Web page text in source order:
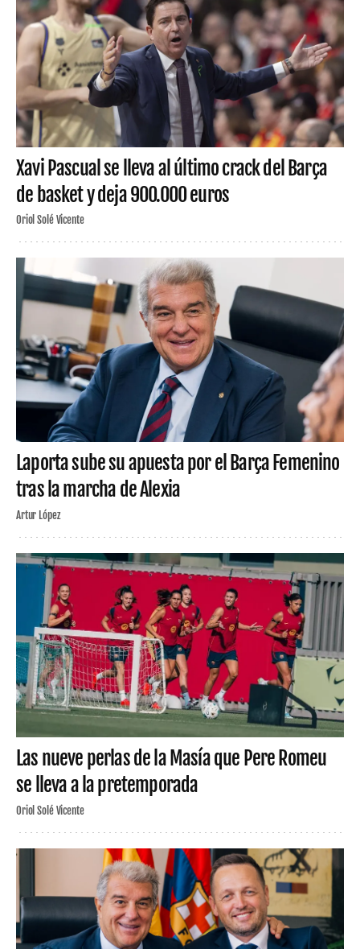
Xavi Pascual se lleva al último crack del Barça
de basket y deja 900.000 euros
Oriol Solé Vicente
Laporta sube su apuesta por el Barça Femenino
tras la marcha de Alexia
Artur López
Las nueve perlas de la Masía que Pere Romeu
se lleva a la pretemporada
Oriol Solé Vicente